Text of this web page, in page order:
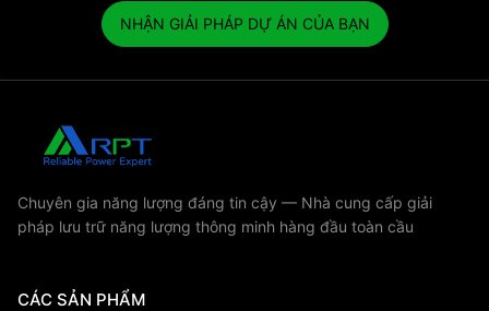
NHẬN GIẢI PHÁP DỰ ÁN CỦA BẠN
Chuyên gia năng lượng đáng tin cậy — Nhà cung cấp giải
pháp lưu trữ năng lượng thông minh hàng đầu toàn cầu
CÁC SẢN PHẨM